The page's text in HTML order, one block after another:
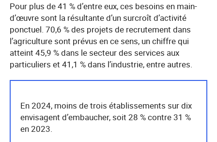
Pour plus de 41 % d’entre eux, ces besoins en main-
d’œuvre sont la résultante d’un surcroît d’activité
ponctuel. 70,6 % des projets de recrutement dans
l’agriculture sont prévus en ce sens, un chiffre qui
atteint 45,9 % dans le secteur des services aux
particuliers et 41,1 % dans l’industrie, entre autres.
En 2024, moins de trois établissements sur dix
envisagent d’embaucher, soit 28 % contre 31 %
en 2023.